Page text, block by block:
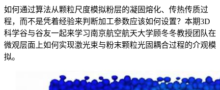
如何通过算法从颗粒尺度模拟粉层的凝固熔化、传热传质过
程，而不是凭着经验来判断加工参数应该如何设置？本期3D
科学谷与谷友一起来学习南京航空航天大学顾冬冬教授团队在
微观层面上如何实现激光束与粉末颗粒光固耦合过程的介观模
拟。